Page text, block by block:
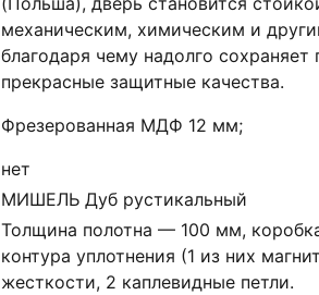
механическим, химическим и
благодаря чему надолго
прекрасные защитные качества.
Фрезерованная МДФ 12 мм;
нет
МИШЕЛЬ Дуб рустикальный
Толщина полотна — 100 мм,
контура уплотнения (1 из них
жесткости, 2 каплевидные петли.